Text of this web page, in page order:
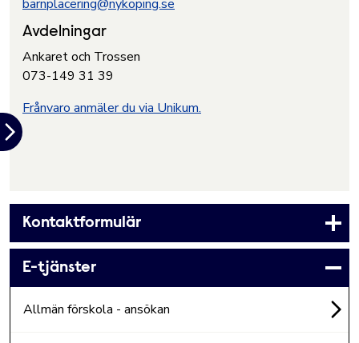
barnplacering@nykoping.se
Avdelningar
Ankaret och Trossen
073-149 31 39
Frånvaro anmäler du via Unikum.
Kontaktformulär
E-tjänster
Allmän förskola - ansökan